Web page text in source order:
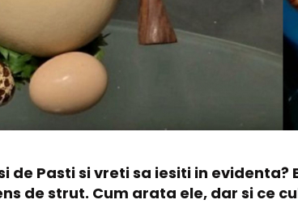
de Pasti si vreti sa iesiti in
de strut. Cum arata ele, dar si ce